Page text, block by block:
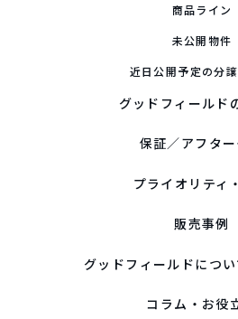
商品ライン
未公開物件
近日公開予定の分
グッドフィールド
保証／アフタ
プライオリティ
販売事例
グッドフィールドにつ
コラム・お役